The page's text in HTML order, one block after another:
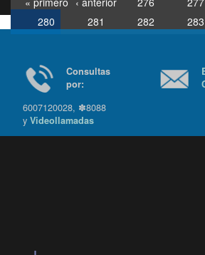
280
281 282 283
Consultas
por:
6007120028, ✽8088
yVideollamadas